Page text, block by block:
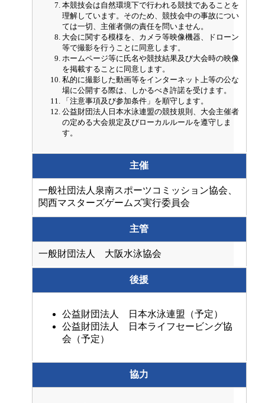
本競技会は自然環境下で行われる競技であることを
理解しています。そのため、競技会中の事故につい
ては一切、主催者側の責任を問いません。
大会に関する模様を、カメラ等映像機器、ドローン
等で撮影を行うことに同意します。
ホームページ等に氏名や競技結果及び大会時の映像
を掲載することに同意します。
私的に撮影した動画等をインターネット上等の公な
場に公開する際は、しかるべき許諾を受けます。
「注意事項及び参加条件」を順守します。
公益財団法人日本水泳連盟の競技規則、大会主催者
の定める大会規定及びローカルルールを遵守しま
す。
主催
一般社団法人泉南スポーツコミッション協会、
関西マスターズゲームズ実行委員会
主管
一般財団法人 大阪水泳協会
後援
公益財団法人 日本水泳連盟（予定）
公益財団法人 日本ライフセービング協
会（予定）
協力